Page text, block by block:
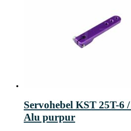
Servohebel KST 25T-6
Alu purpur